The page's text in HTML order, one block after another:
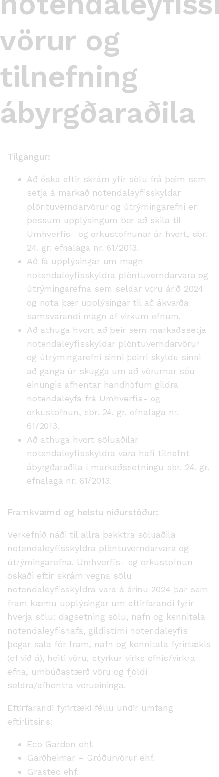
vörur og
tilnefning
ábyrgðaraðila
Tilgangur:
Að óska eftir skrám yfir sölu frá þeim sem
setja á markað notendaleyfisskyldar
plöntuverndarvörur og útrýmingarefni en
þessum upplýsingum ber að skila til
Umhverfis- og orkustofnunar ár hvert, sbr.
24. gr. efnalaga nr. 61/2013.
Að fá upplýsingar um magn
notendaleyfisskyldra plöntuverndarvara og
útrýmingarefna sem seldar voru árið 2024
og nota þær upplýsingar til að ákvarða
samsvarandi magn af virkum efnum.
Að athuga hvort að þeir sem markaðssetja
notendaleyfisskyldar plöntuverndarvörur
og útrýmingarefni sinni þeirri skyldu sinni
að ganga úr skugga um að vörurnar séu
einungis afhentar handhöfum gildra
notendaleyfa frá Umhverfis- og
orkustofnun, sbr. 24. gr. efnalaga nr.
61/2013.
Að athuga hvort söluaðilar
notendaleyfisskyldra vara hafi tilnefnt
ábyrgðaraðila í markaðssetningu sbr. 24. gr.
efnalaga nr. 61/2013.
Framkvæmd og helstu niðurstöður:
Verkefnið náði til allra þekktra söluaðila
notendaleyfisskyldra plöntuverndarvara og
útrýmingarefna. Umhverfis- og orkustofnun
óskaði eftir skrám vegna sölu
notendaleyfisskyldra vara á árinu 2024 þar sem
fram kæmu upplýsingar um eftirfarandi fyrir
hverja sölu: dagsetning sölu, nafn og kennitala
notendaleyfishafa, gildistími notendaleyfis
þegar sala fór fram, nafn og kennitala fyrirtækis
(ef við á), heiti vöru, styrkur virks efnis/virkra
efna, umbúðastærð vöru og fjöldi
seldra/afhentra vörueininga.
Eftirfarandi fyrirtæki féllu undir umfang
eftirlitsins:
Eco Garden ehf.
Garðheimar – Gróðurvörur ehf.
Grastec ehf.